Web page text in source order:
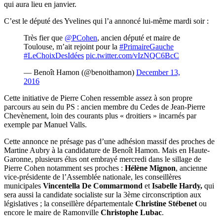
qui aura lieu en janvier.
C’est le député des Yvelines qui l’a annoncé lui-même mardi soir :
Très fier que @PCohen, ancien député et maire de
Toulouse, m’ait rejoint pour la #PrimaireGauche
#LeChoixDesIdées pic.twitter.com/vIzNQC6BcC
— Benoît Hamon (@benoithamon) December 13,
2016
Cette initiative de Pierre Cohen ressemble assez à son propre
parcours au sein du PS : ancien membre du Cedes de Jean-Pierre
Chevènement, loin des courants plus « droitiers » incarnés par
exemple par Manuel Valls.
Cette annonce ne présage pas d’une adhésion massif des proches de
Martine Aubry à la candidature de Benoît Hamon. Mais en Haute-
Garonne, plusieurs élus ont embrayé mercredi dans le sillage de
Pierre Cohen notamment ses proches : Hélène Mignon, ancienne
vice-présidente de l’Assemblée nationale, les conseillères
municipales Vincentella De Commarmond et Isabelle Hardy, qui
sera aussi la candidate socialiste sur la 3ème circonscription aux
législatives ; la conseillère départementale Christine Stébenet ou
encore le maire de Ramonville Christophe Lubac.